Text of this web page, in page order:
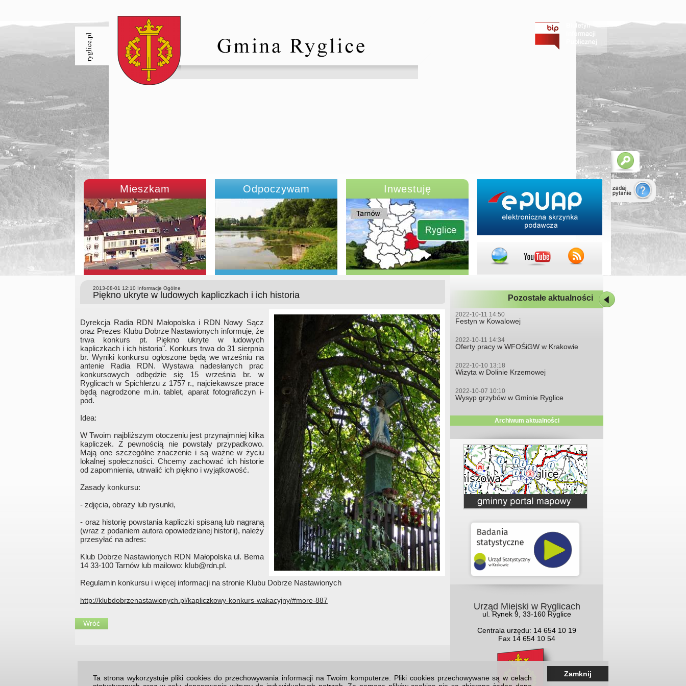
Mieszkam Odpoczywam Inwestuję
2013-08-01 12:10 Informacje Ogólne
Piękno ukryte w ludowych kapliczkach i ich historia
Dyrekcja Radia RDN Małopolska i RDN Nowy Sącz
oraz Prezes Klubu Dobrze Nastawionych informuje, że
trwa konkurs pt. Piękno ukryte w ludowych
kapliczkach i ich historia". Konkurs trwa do 31 sierpnia
br. Wyniki konkursu ogłoszone będą we wrześniu na
antenie Radia RDN. Wystawa nadesłanych prac
konkursowych odbędzie się 15 września br. w
Ryglicach w Spichlerzu z 1757 r., najciekawsze prace
będą nagrodzone m.in. tablet, aparat fotograficzyn i-
pod.
Idea:
W Twoim najbliższym otoczeniu jest przynajmniej kilka
kapliczek. Z pewnością nie powstały przypadkowo.
Mają one szczególne znaczenie i są ważne w życiu
lokalnej społeczności. Chcemy zachować ich historie
od zapomnienia, utrwalić ich piękno i wyjątkowość.
Zasady konkursu:
- zdjęcia, obrazy lub rysunki,
- oraz historię powstania kapliczki spisaną lub nagraną
(wraz z podaniem autora opowiedzianej historii), należy
przesyłać na adres:
Klub Dobrze Nastawionych RDN Małopolska ul. Bema
14 33-100 Tarnów lub mailowo: klub@rdn.pl.
Regulamin konkursu i więcej informacji na stronie Klubu Dobrze Nastawionych
http://klubdobrzenastawionych.pl/kapliczkowy-konkurs-wakacyjny/#more-887
Wróć
Pozostałe aktualności
2022-10-11 14:50
Festyn w Kowalowej
2022-10-11 14:34
Oferty pracy w WFOŚiGW w Krakowie
2022-10-10 13:18
Wizyta w Dolinie Krzemowej
2022-10-07 10:10
Wysyp grzybów w Gminie Ryglice
Archiwum aktualności
Urząd Miejski w Ryglicach
ul. Rynek 9, 33-160 Ryglice
Centrala urzędu: 14 654 10 19
Fax 14 654 10 54
Ta strona wykorzystuje pliki cookies do przechowywania informacji na Twoim komputerze. Pliki cookies przechowywane są w celach
Zamknij